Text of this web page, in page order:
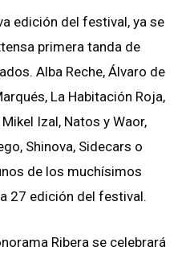
edición del festival, ya se
primera tanda de
Alba Reche, Álvaro de
La Habitación Roja,
Izal, Natos y Waor,
Shinova, Sidecars o
de los muchísimos
27 edición del festival.
Ribera se celebrará